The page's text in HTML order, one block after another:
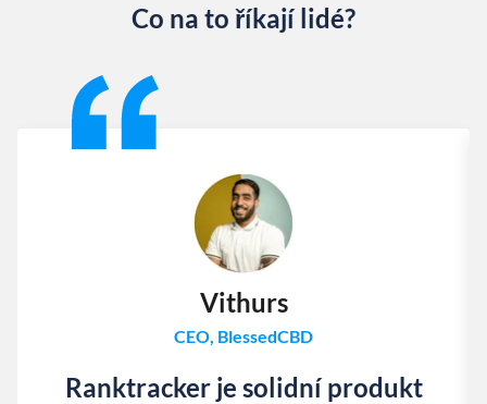
Co na to říkají lidé?
Vithurs
CEO, BlessedCBD
Ranktracker je solidní produkt